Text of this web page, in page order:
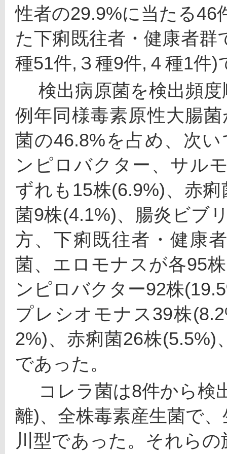
性者の29.9%に当たる46
た下痢既往者・健康者
種51件,３種9件,４種1件)
例年同様毒素原性大腸
菌の46.8%を占め、次
ンピロバクター、サル
ずれも15株(6.9%)、赤
菌9株(4.1%)、腸炎ビブ
方、下痢既往者・健康
菌、エロモナスが各95
ンピロバクター92株
プレシオモナス39株
2%)、赤痢菌26株
であった。
離)、全株毒素産生菌で
川型であった。それら